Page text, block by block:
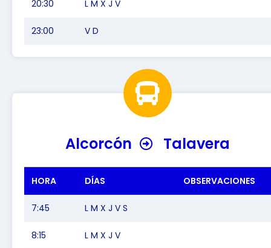
20:30 L M X J V
23:00 V D
Alcorcón Talavera
HORA DÍAS OBSERVACIONES
7:45 L M X J V S
8:15 L M X J V